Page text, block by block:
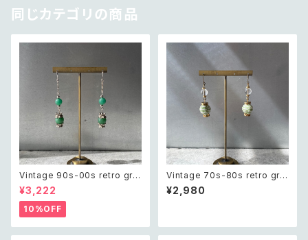
同じカテゴリの商品
Vintage 90s-00s retro gre
en aventurine pierce レトロ
ヴィンテージ アクセサリー 天然
石 グリーンアベンチュリン ピア
ス/イヤリング
¥3,222
10%OFF
Vintage 70s-80s retro gre
en bijou classical beads pi
erce レトロ ヴィンテージ アク
¥2,980